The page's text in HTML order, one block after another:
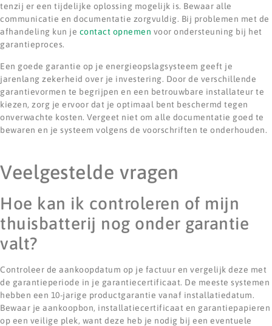
tenzij er een tijdelijke oplossing mogelijk is. Bewaar alle
communicatie en documentatie zorgvuldig. Bij problemen met de
afhandeling kun je contact opnemen voor ondersteuning bij het
garantieproces.
Een goede garantie op je energieopslagsysteem geeft je
jarenlang zekerheid over je investering. Door de verschillende
garantievormen te begrijpen en een betrouwbare installateur te
kiezen, zorg je ervoor dat je optimaal bent beschermd tegen
onverwachte kosten. Vergeet niet om alle documentatie goed te
bewaren en je systeem volgens de voorschriften te onderhouden.
Veelgestelde vragen
Hoe kan ik controleren of mijn
thuisbatterij nog onder garantie
valt?
Controleer de aankoopdatum op je factuur en vergelijk deze met
de garantieperiode in je garantiecertificaat. De meeste systemen
hebben een 10-jarige productgarantie vanaf installatiedatum.
Bewaar je aankoopbon, installatiecertificaat en garantiepapieren
op een veilige plek, want deze heb je nodig bij een eventuele